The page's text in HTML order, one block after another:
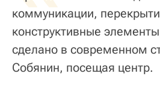
коммуникации,
конструктивные
сделано в современном
Собянин, посещая центр.